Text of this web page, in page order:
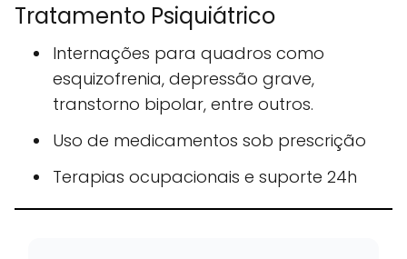
Tratamento Psiquiátrico
Internações para quadros como
esquizofrenia, depressão grave,
transtorno bipolar, entre outros.
Uso de medicamentos sob prescrição
Terapias ocupacionais e suporte 24h